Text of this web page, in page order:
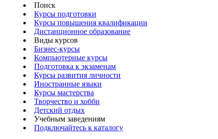
Поиск
Курсы подготовки
Курсы повышения квалификации
Дистанционное образование
Виды курсов
Бизнес-курсы
Компьютерные курсы
Подготовка к экзаменам
Курсы развития личности
Иностранные языки
Курсы мастерства
Творчество и хобби
Детский отдых
Учебным заведениям
Подключайтесь к каталогу